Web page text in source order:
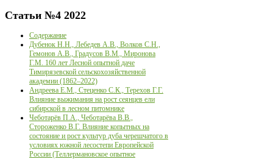
Статьи №4 2022
Содержание
Дубенок Н.Н., Лебедев А.В., Волков С.Н.,
Гемонов А.В., Градусов В.М., Миронова
Г.М. 160 лет Лесной опытной даче
Тимирязевской сельскохозяйственной
академии (1862–2022)
Андреева Е.М., Стеценко С.К., Терехов Г.Г.
Влияние выжимания на рост сеянцев ели
сибирской в лесном питомнике
Чеботарёв П.А., Чеботарёва В.В.,
Стороженко В.Г. Влияние копытных на
состояние и рост культур дуба черешчатого в
условиях южной лесостепи Европейской
России (Теллермановское опытное